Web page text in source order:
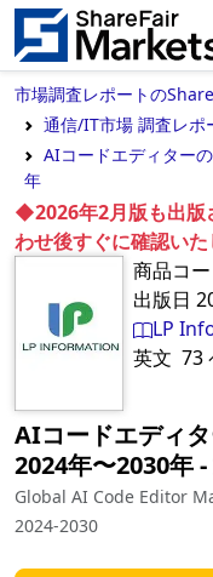
市場調査レポートの
通信/IT市場 調査レポ
AIコードエディター
年
◆2026年2月版も出版
わせ後すぐに確認いた
商品コ
出版日
LP
英文 73
AIコードエディ
2024年〜2030年‐
Global AI Code Editor
2024-2030